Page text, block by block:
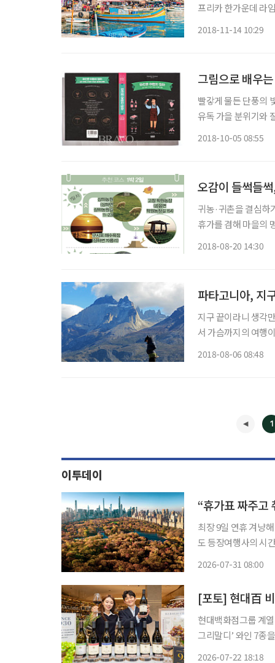
프리카 한가운데 라
2018-11-14 10:29
그림으로 배우
빨갛게 물든 단풍의
유독 가을 분위기와
2018-10-05 08:55
오감이 들썩들
귀농·귀촌을 결심하
휴가를 겸해 마을의
2018-08-20 14:30
파타고니아, 지
지구 끝이라니 생각
서 가슴까지의 여행
2018-08-06 08:48
1
이투데이
최장 9일 연휴 겨냥
도 등장여행사의 시간표와 콘텐
2026-07-31 08:00
현대백화점그룹 계
그리말디’ 와인 7종을 국내 독점
2026-07-22 18:18